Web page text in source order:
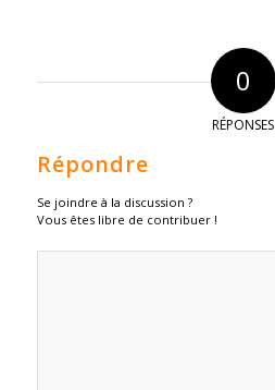
0
RÉPONSES
Répondre
Se joindre à la discussion ?
Vous êtes libre de contribuer !